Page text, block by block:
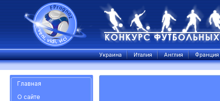
Украина Италия Англия Франция
Главная
О сайте